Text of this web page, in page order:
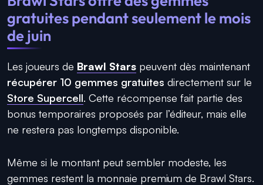
gratuites pendant seulement le mois
de juin
Les joueurs de Brawl Stars peuvent dès maintenant
récupérer 10 gemmes gratuites directement sur le
Store Supercell. Cette récompense fait partie des
bonus temporaires proposés par l’éditeur, mais elle
ne restera pas longtemps disponible.
Même si le montant peut sembler modeste, les
gemmes restent la monnaie premium de Brawl Stars.